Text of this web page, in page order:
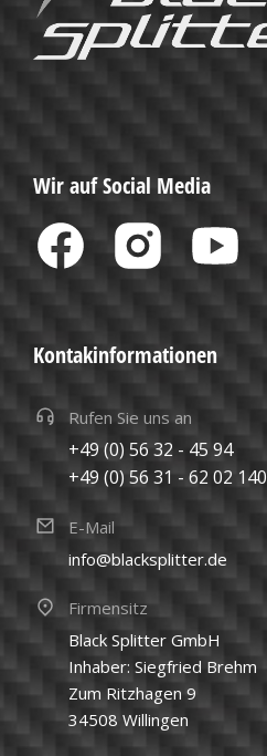
Wir auf Social Media
Kontakinformationen
Rufen Sie uns an
+49 (0) 56 32 - 45 94
+49 (0) 56 31 - 62 02 140
E-Mail
info@blacksplitter.de
Firmensitz
Black Splitter GmbH
Inhaber: Siegfried Brehm
Zum Ritzhagen 9
34508 Willingen